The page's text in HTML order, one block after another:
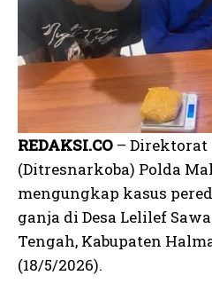
REDAKSI.CO – Direktorat
(Ditresnarkoba) Polda
mengungkap kasus
ganja di Desa Lelilef
Tengah, Kabupaten
(18/5/2026).